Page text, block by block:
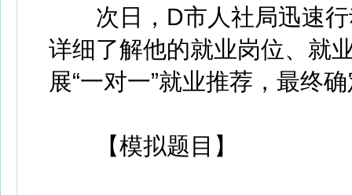
次日，D市人社局迅速行
详细了解他的就业岗位、就
展“一对一”就业推荐，最终
【模拟题目】